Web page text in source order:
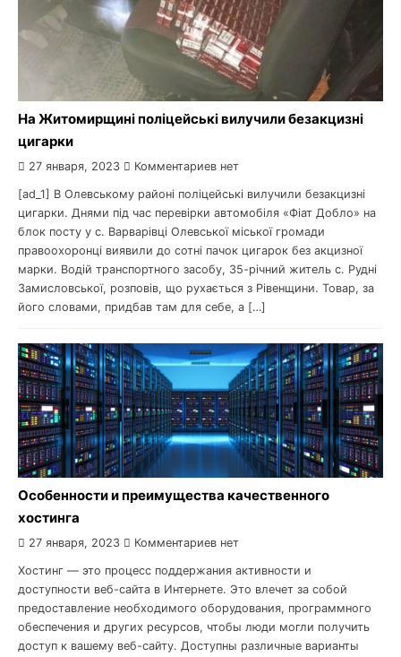
На Житомирщині поліцейські вилучили безакцизні
цигарки
27 января, 2023 Комментариев нет
[ad_1] В Олевському районі поліцейські вилучили безакцизні
цигарки. Днями під час перевірки автомобіля «Фіат Добло» на
блок посту у с. Варварівці Олевської міської громади
правоохоронці виявили до сотні пачок цигарок без акцизної
марки. Водій транспортного засобу, 35-річний житель с. Рудні
Замисловської, розповів, що рухається з Рівенщини. Товар, за
його словами, придбав там для себе, а […]
Особенности и преимущества качественного
хостинга
27 января, 2023 Комментариев нет
Хостинг — это процесс поддержания активности и
доступности веб-сайта в Интернете. Это влечет за собой
предоставление необходимого оборудования, программного
обеспечения и других ресурсов, чтобы люди могли получить
доступ к вашему веб-сайту. Доступны различные варианты